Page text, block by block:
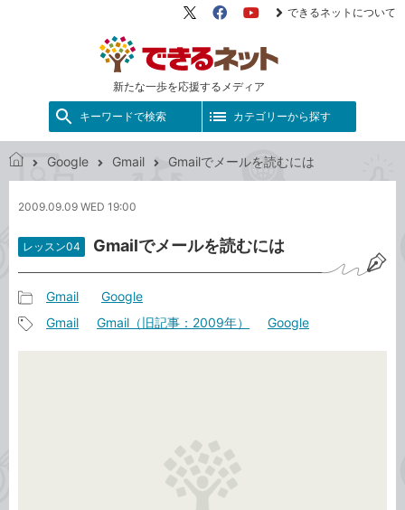
新たな一歩を応援するメディア
X（旧
FacebookYouTube
できるネットについて
キーワードで検索 カテゴリーから探す
る
ッ
ト
Google Gmail Gmailでメールを読むには
2009.09.09 WED 19:00
レッスン04 Gmailでメールを読むには
事
カ
Gmail Google
Gmail Gmail（旧記事：2009年） Google